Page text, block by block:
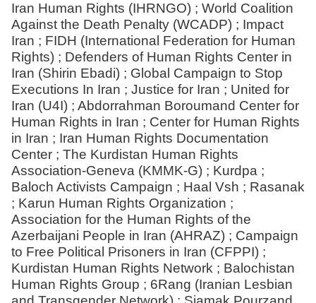
Iran Human Rights (IHRNGO) ; World Coalition
Against the Death Penalty (WCADP) ; Impact
Iran ; FIDH (International Federation for Human
Rights) ; Defenders of Human Rights Center in
Iran (Shirin Ebadi) ; Global Campaign to Stop
Executions In Iran ; Justice for Iran ; United for
Iran (U4I) ; Abdorrahman Boroumand Center for
Human Rights in Iran ; Center for Human Rights
in Iran ; Iran Human Rights Documentation
Center ; The Kurdistan Human Rights
Association-Geneva (KMMK-G) ; Kurdpa ;
Baloch Activists Campaign ; Haal Vsh ; Rasanak
; Karun Human Rights Organization ;
Association for the Human Rights of the
Azerbaijani People in Iran (AHRAZ) ; Campaign
to Free Political Prisoners in Iran (CFPPI) ;
Kurdistan Human Rights Network ; Balochistan
Human Rights Group ; 6Rang (Iranian Lesbian